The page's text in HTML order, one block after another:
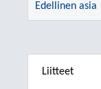
Edellinen asia
Liitteet